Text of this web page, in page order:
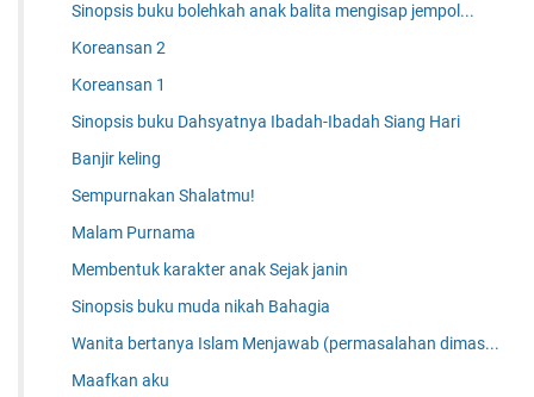
Sinopsis buku bolehkah anak balita mengisap jempol...
Koreansan 2
Koreansan 1
Sinopsis buku Dahsyatnya Ibadah-Ibadah Siang Hari
Banjir keling
Sempurnakan Shalatmu!
Malam Purnama
Membentuk karakter anak Sejak janin
Sinopsis buku muda nikah Bahagia
Wanita bertanya Islam Menjawab (permasalahan dimas...
Maafkan aku